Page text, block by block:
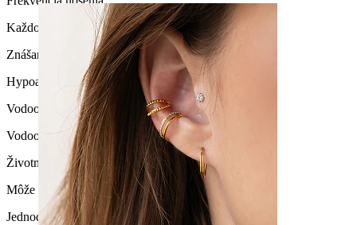
Každodenné nosenie
Znášanlivosť
Hypoalergénne
Vodoodolnosť
Vodoodolné
Životnosť
Môže vydržať navždy
Jednoduchosť vkladania / vyberania